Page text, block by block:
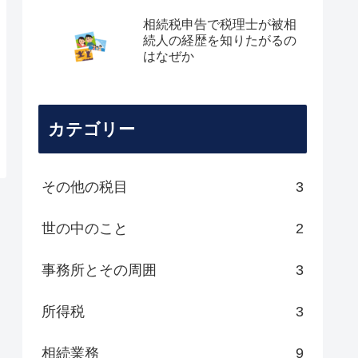
相続税申告で税理士が被相
続人の経歴を知りたがるの
はなぜか
カテゴリー
その他の税目 3
世の中のこと 2
事務所とその周囲 3
所得税 3
相続業務 9